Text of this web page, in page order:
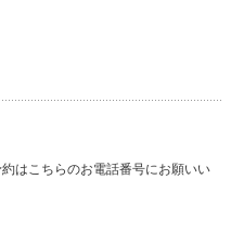
はこちらのお電話番号にお願いい